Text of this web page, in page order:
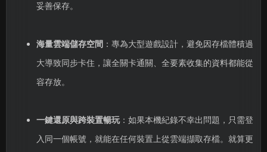
妥善保存。
海量雲端儲存空間 ：專為大型遊戲設計，避免因存檔體積過
大導致同步卡住，讓全關卡通關、全要素收集的資料都能從
容存放。
一鍵還原與跨裝置暢玩：如果本機紀錄不幸出問題，只需登
入同一個帳號，就能在任何裝置上從雲端擷取存檔。就算更